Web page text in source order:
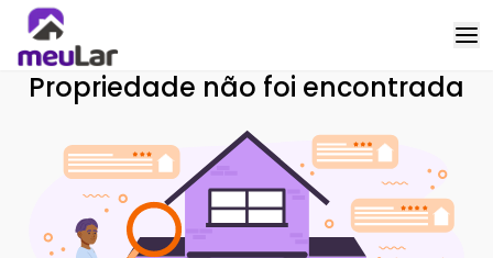
Propriedade não foi encontrada